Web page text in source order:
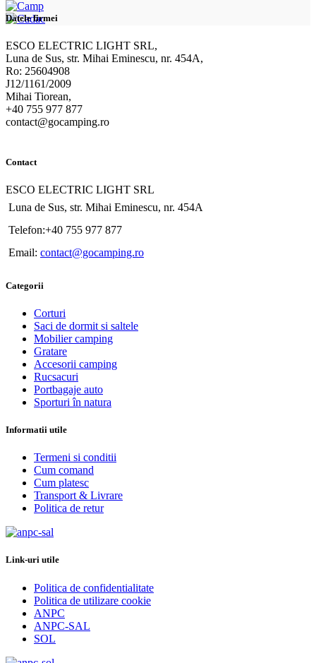
Datele firmei
ESCO ELECTRIC LIGHT SRL,
Luna de Sus, str. Mihai Eminescu, nr. 454A,
Ro: 25604908
J12/1161/2009
Mihai Tiorean,
+40 755 977 877
contact@gocamping.ro
Contact
ESCO ELECTRIC LIGHT SRL
Luna de Sus, str. Mihai Eminescu, nr. 454A
Telefon:+40 755 977 877
Email: contact@gocamping.ro
Categorii
Corturi
Saci de dormit si saltele
Mobilier camping
Gratare
Accesorii camping
Rucsacuri
Portbagaje auto
Sporturi în natura
Informatii utile
Termeni si conditii
Cum comand
Cum platesc
Transport & Livrare
Politica de retur
Link-uri utile
Politica de confidentialitate
Politica de utilizare cookie
ANPC
ANPC-SAL
SOL